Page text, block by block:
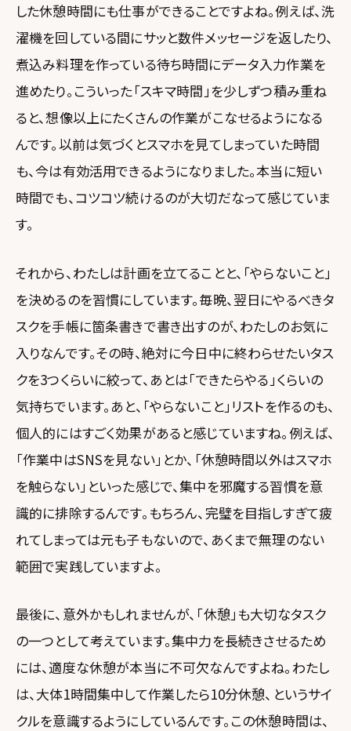
した休憩時間にも仕事ができることですよね。例えば、洗
濯機を回している間にサッと数件メッセージを返したり、
煮込み料理を作っている待ち時間にデータ入力作業を
進めたり。こういった「スキマ時間」を少しずつ積み重ね
ると、想像以上にたくさんの作業がこなせるようになる
んです。以前は気づくとスマホを見てしまっていた時間
も、今は有効活用できるようになりました。本当に短い
時間でも、コツコツ続けるのが大切だなって感じていま
す。
それから、わたしは計画を立てることと、「やらないこと」
を決めるのを習慣にしています。毎晩、翌日にやるべきタ
スクを手帳に箇条書きで書き出すのが、わたしのお気に
入りなんです。その時、絶対に今日中に終わらせたいタス
クを3つくらいに絞って、あとは「できたらやる」くらいの
気持ちでいます。あと、「やらないこと」リストを作るのも、
個人的にはすごく効果があると感じていますね。例えば、
「作業中はSNSを見ない」とか、「休憩時間以外はスマホ
を触らない」といった感じで、集中を邪魔する習慣を意
識的に排除するんです。もちろん、完璧を目指しすぎて疲
れてしまっては元も子もないので、あくまで無理のない
範囲で実践していますよ。
最後に、意外かもしれませんが、「休憩」も大切なタスク
の一つとして考えています。集中力を長続きさせるため
には、適度な休憩が本当に不可欠なんですよね。わたし
は、大体1時間集中して作業したら10分休憩、というサイ
クルを意識するようにしているんです。この休憩時間は、